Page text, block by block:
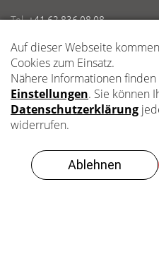
Tel.+41 62 836 08 08
E-Mailinfo@vinzenzmeier.ch
Logistik
Zentrallager Kleindöttingen